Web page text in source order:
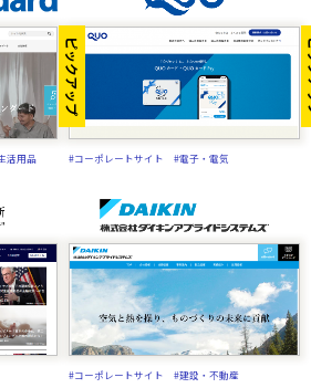
ピックアップ
活用品 #コーポレートサイト #電子・電気
#コーポレートサイト #建設・不動産